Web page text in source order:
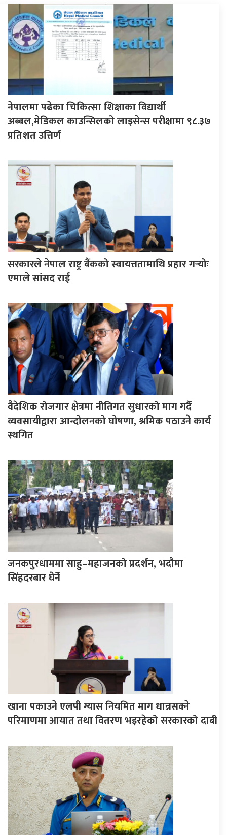
नेपालमा पढेका चिकित्सा शिक्षाका विद्यार्थी
अब्बल,मेडिकल काउन्सिलको लाइसेन्स परीक्षामा ९८.३७
प्रतिशत उत्तिर्ण
सरकारले नेपाल राष्ट्र बैंकको स्वायत्ततामाथि प्रहार गर्‍योः
एमाले सांसद राई
वैदेशिक रोजगार क्षेत्रमा नीतिगत सुधारको माग गर्दै
व्यवसायीद्वारा आन्दोलनको घोषणा, श्रमिक पठाउने कार्य
स्थगित
जनकपुरधाममा साहु–महाजनको प्रदर्शन, भदौमा
सिंहदरबार घेर्ने
खाना पकाउने एलपी ग्यास नियमित माग धान्नसक्ने
परिमाणमा आयात तथा वितरण भइरहेको सरकारको दाबी